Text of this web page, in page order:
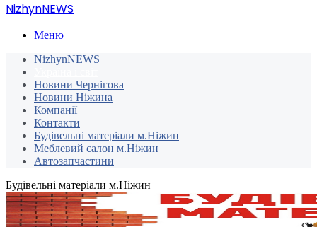
NizhynNEWS
Меню
NizhynNEWS
Новини Чернігова
Новини Ніжина
Компанії
Контакти
Будівельні матеріали м.Ніжин
Меблевий салон м.Ніжин
Автозапчастини
Будівельні матеріали м.Ніжин